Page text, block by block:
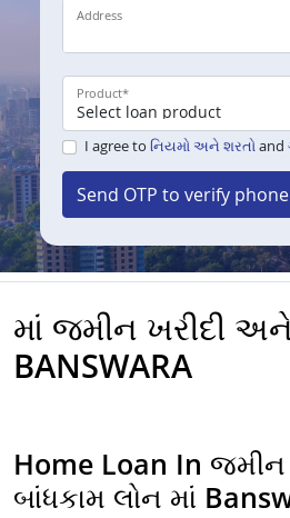
Address
Product*
I agree to નિયમો અને શરતોand
Send OTP to verify
માં જમીન ખરીદી
BANSWARA
Home Loan In
બાંધકામ લોન માં